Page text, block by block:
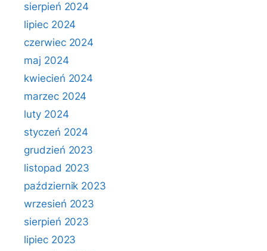
sierpień 2024
lipiec 2024
czerwiec 2024
maj 2024
kwiecień 2024
marzec 2024
luty 2024
styczeń 2024
grudzień 2023
listopad 2023
październik 2023
wrzesień 2023
sierpień 2023
lipiec 2023